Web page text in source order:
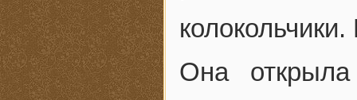
Она открыла